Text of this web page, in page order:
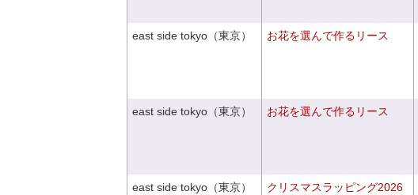
east side tokyo（東京） お花を選んで作るリース
east side tokyo（東京） お花を選んで作るリース
east side tokyo（東京） クリスマスラッピング2026